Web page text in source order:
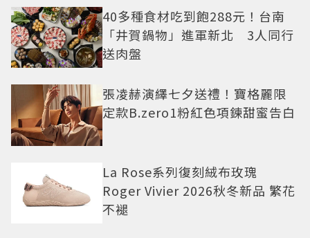
40多種食材吃到飽288元！台南
「井賀鍋物」進軍新北 3人同行
送肉盤
張凌赫演繹七夕送禮！寶格麗限
定款B.zero1粉紅色項鍊甜蜜告白
La Rose系列復刻絨布玫瑰
Roger Vivier 2026秋冬新品 繁花
不褪